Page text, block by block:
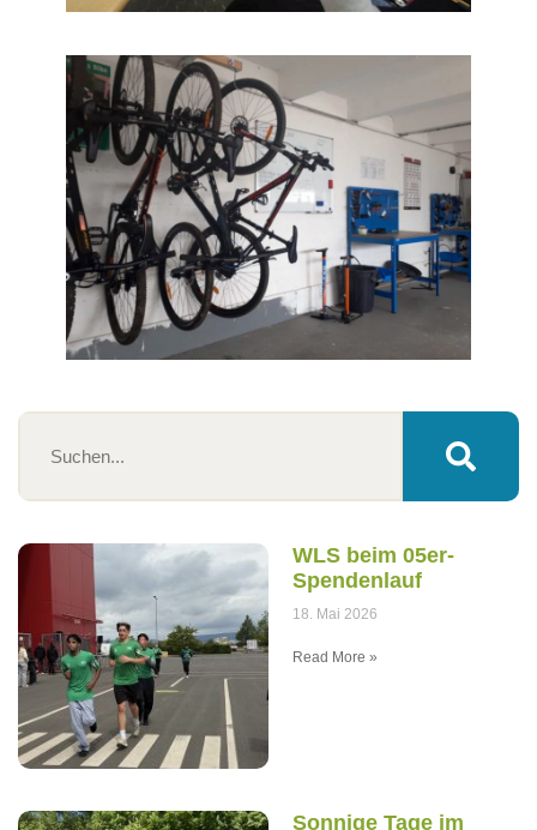
WLS beim 05er-
Spendenlauf
18. Mai 2026
Read More »
Sonnige Tage im